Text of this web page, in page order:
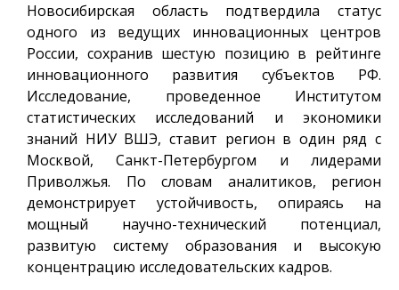
Новосибирская область подтвердила статус
одного из ведущих инновационных центров
России, сохранив шестую позицию в рейтинге
инновационного развития субъектов РФ.
Исследование, проведенное Институтом
статистических исследований и экономики
знаний НИУ ВШЭ, ставит регион в один ряд с
Москвой, Санкт-Петербургом и лидерами
Приволжья. По словам аналитиков, регион
демонстрирует устойчивость, опираясь на
мощный научно-технический потенциал,
развитую систему образования и высокую
концентрацию исследовательских кадров.